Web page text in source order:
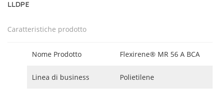
LLDPE
Caratteristiche prodotto
Nome Prodotto Flexirene® MR 56 A BCA
Linea di business Polietilene